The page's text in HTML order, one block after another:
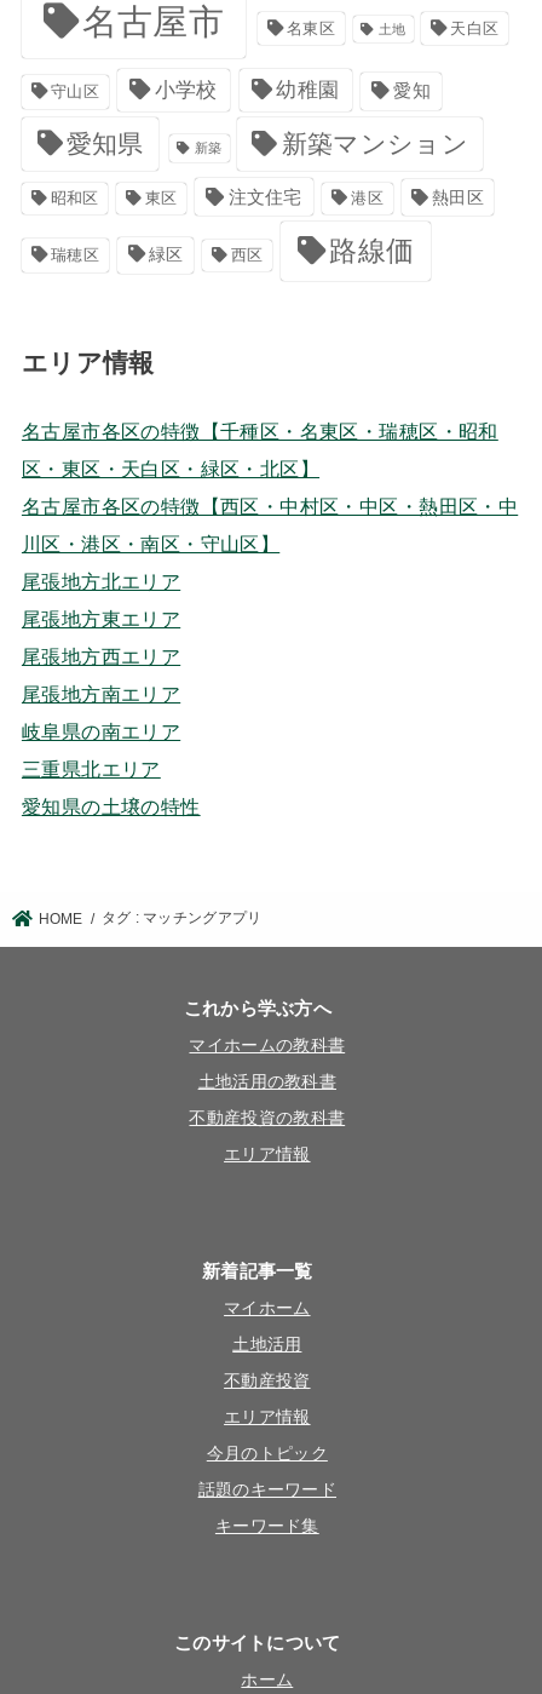
名古屋市 名東区 土地 天白区
守山区 小学校 幼稚園 愛知
愛知県 新築 新築マンション
昭和区 東区 注文住宅 港区 熱田区
瑞穂区 緑区 西区 路線価
エリア情報
名古屋市各区の特徴【千種区・名東区・瑞穂区・昭和
区・東区・天白区・緑区・北区】
名古屋市各区の特徴【西区・中村区・中区・熱田区・中
川区・港区・南区・守山区】
尾張地方北エリア
尾張地方東エリア
尾張地方西エリア
尾張地方南エリア
岐阜県の南エリア
三重県北エリア
愛知県の土壌の特性
HOME タグ : マッチングアプリ
これから学ぶ方へ
マイホームの教科書
土地活用の教科書
不動産投資の教科書
エリア情報
新着記事一覧
マイホーム
土地活用
不動産投資
エリア情報
今月のトピック
話題のキーワード
キーワード集
このサイトについて
ホーム